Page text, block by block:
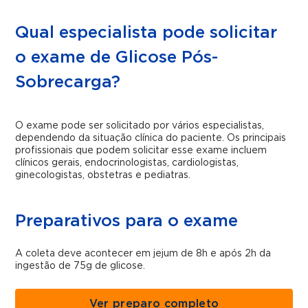
Qual especialista pode solicitar
o exame de Glicose Pós-
Sobrecarga?
O exame pode ser solicitado por vários especialistas,
dependendo da situação clínica do paciente. Os principais
profissionais que podem solicitar esse exame incluem
clínicos gerais, endocrinologistas, cardiologistas,
ginecologistas, obstetras e pediatras.
Preparativos para o exame
A coleta deve acontecer em jejum de 8h e após 2h da
ingestão de 75g de glicose.
Ver preparo completo